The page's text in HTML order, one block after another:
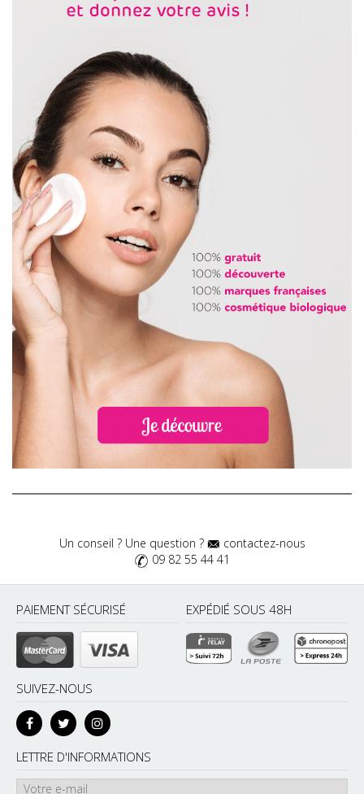
Un conseil ? Une question ?
contactez-nous
09 82 55 44 41
PAIEMENT SÉCURISÉ EXPÉDIÉ SOUS 48H
SUIVEZ-NOUS
LETTRE D'INFORMATIONS